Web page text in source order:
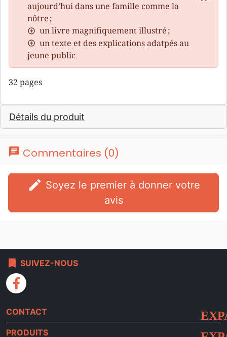
aujourd’hui dans une famille comme la
nôtre ;
un livre magnifiquement illustré ;
un texte et des explications adatpés au
jeune public
32 pages
Détails du produit
chat Commentaires (0)
edit
avis
bookmark SUIVEZ-NOUS
facebook
CONTACT
PRODUITS